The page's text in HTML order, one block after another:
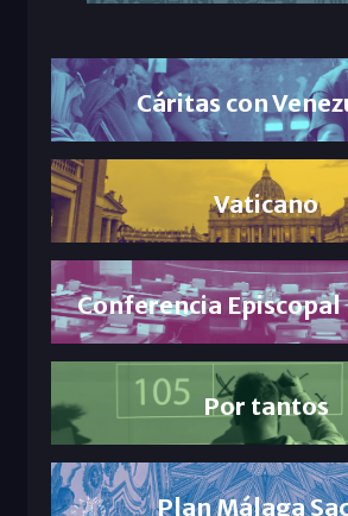
Cáritas con
Vaticano
Conferencia Episcopal
Por tantos
Plan Málaga